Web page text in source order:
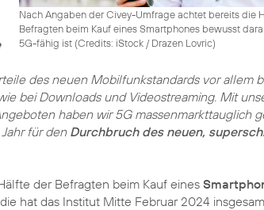
Nach Angaben der Civey-Umfrage achtet bereits die
Befragten beim Kauf eines Smartphones bewusst
5G-fähig ist (Credits: iStock / Drazen Lovric)
des neuen Mobilfunkstandards vor allem
bei Downloads und Videostreaming. Mit
haben wir 5G massenmarkttauglich
für den Durchbruch des neuen,
der Befragten beim Kauf eines
hat das Institut Mitte Februar 2024